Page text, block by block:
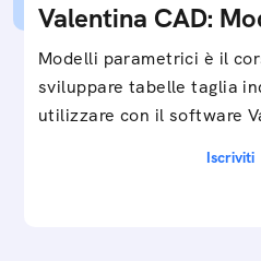
Valentina CAD:
Modelli parametrici è il
sviluppare tabelle taglia
utilizzare con il software
Iscriviti